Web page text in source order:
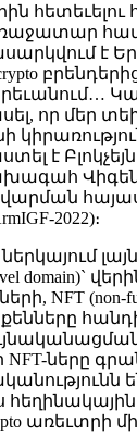
է
որ մեր
է
Վիգեն
2022)։
domain)`
NFT (non-
NFT-ները
առեւտրի